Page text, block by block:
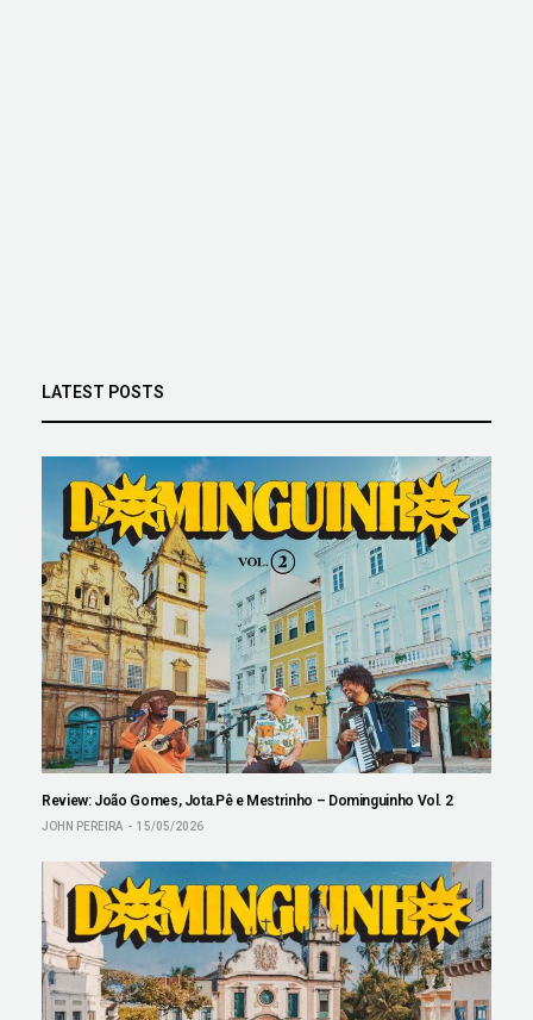
LATEST POSTS
Review: João Gomes, Jota.Pê e Mestrinho – Dominguinho Vol. 2
JOHN PEREIRA 15/05/2026